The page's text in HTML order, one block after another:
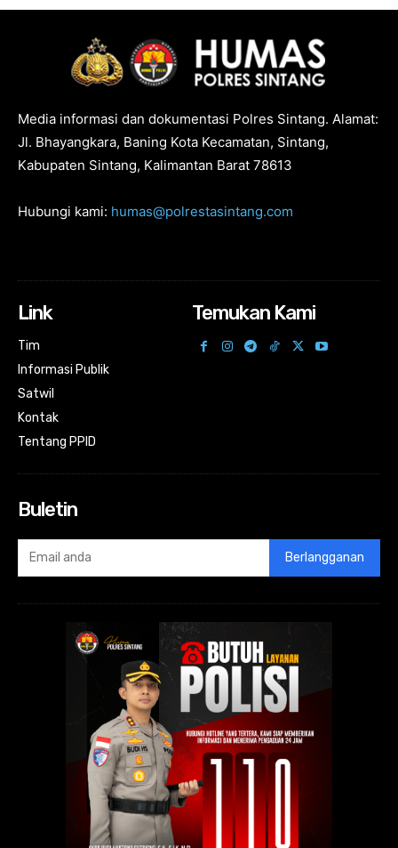
Media informasi dan dokumentasi Polres Sintang. Alamat:
Jl. Bhayangkara, Baning Kota Kecamatan, Sintang,
Kabupaten Sintang, Kalimantan Barat 78613
Hubungi kami: humas@polrestasintang.com
Link
Tim
Informasi Publik
Satwil
Kontak
Tentang PPID
Temukan Kami
Buletin
Berlangganan